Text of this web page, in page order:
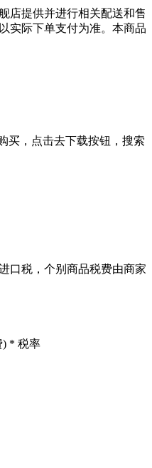
店提供并进行相关配送和售
实际下单支付为准。本商品
买，点击去下载按钮，搜索
口税，个别商品税费由商家
) * 税率